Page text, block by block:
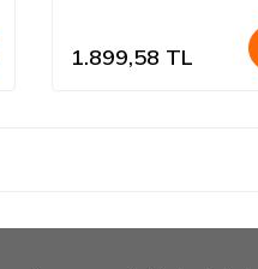
1.899,58 TL